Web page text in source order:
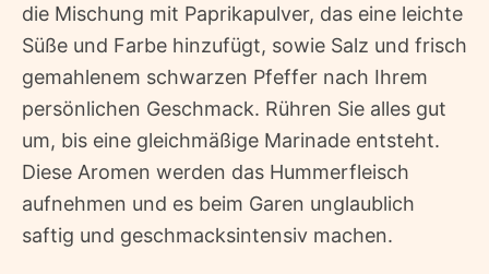
die Mischung mit Paprikapulver, das eine leichte
Süße und Farbe hinzufügt, sowie Salz und frisch
gemahlenem schwarzen Pfeffer nach Ihrem
persönlichen Geschmack. Rühren Sie alles gut
um, bis eine gleichmäßige Marinade entsteht.
Diese Aromen werden das Hummerfleisch
aufnehmen und es beim Garen unglaublich
saftig und geschmacksintensiv machen.